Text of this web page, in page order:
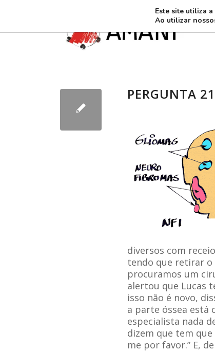
PERGUNTA
diversos com
tendo que retirar o
procuramos um
alertou que Lucas
isso não é novo,
a parte óssea está
especialista nada
dizem que tem
me por favor.” E,
Este site utiliza
Ao utilizar